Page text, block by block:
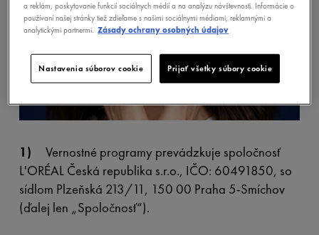
1) Vernostné programy prevádzkuje spoločnosť
L'ORÉAL Česká republika s.r.o., IČO: 60491850, so
sídlom Plzeňská 213/11, 150 00 Praha 5-Smíchov
(ďalej len „Spoločnosť“).
a reklám, poskytovanie funkcií sociálnych médií a na analýzu návštevnosti. Informácie o
používaní našej stránky tiež zdieľame s našimi sociálnymi médiami, reklamnými a
analytickými partnermi. Zásady ochrany osobných údajov
Nastavenia súborov cookie Prijať všetky súbory cookie